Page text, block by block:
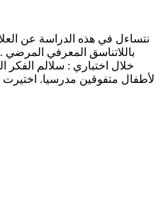
نتساءل في هذه الدراسة عن
باللاتناسق المعرفي
لأطفال متفوقين مدرسيا.